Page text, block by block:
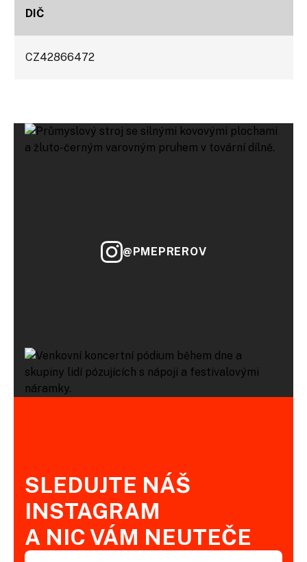
DIČ​
CZ42866472​
@PMEPREROV
SLEDUJTE NÁŠ
INSTAGRAM
A NIC VÁM NEUTEČE